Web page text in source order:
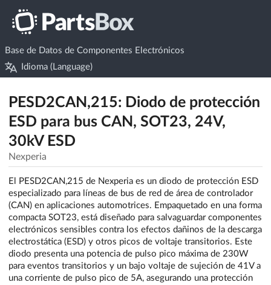
Base de Datos de Componentes Electrónicos
Idioma (Language)
PESD2CAN,215: Diodo de protección
ESD para bus CAN, SOT23, 24V,
30kV ESD
Nexperia
El PESD2CAN,215 de Nexperia es un diodo de protección ESD
especializado para líneas de bus de red de área de controlador
(CAN) en aplicaciones automotrices. Empaquetado en una forma
compacta SOT23, está diseñado para salvaguardar componentes
electrónicos sensibles contra los efectos dañinos de la descarga
electrostática (ESD) y otros picos de voltaje transitorios. Este
diodo presenta una potencia de pulso pico máxima de 230W
para eventos transitorios y un bajo voltaje de sujeción de 41V a
una corriente de pulso pico de 5A, asegurando una protección